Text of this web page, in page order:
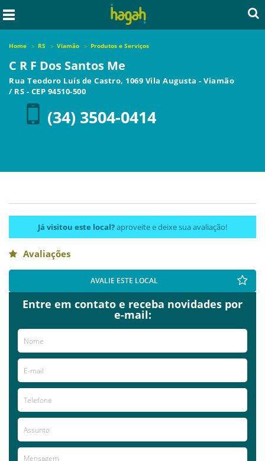
Home RS Viamão Produtos e Serviços
C R F Dos Santos Me
Rua Teodoro Luís de Castro, 1069 Vila Augusta - Viamão
/ RS - CEP 94510-500
(34) 3504-0414
Já visitou este local?aproveite e deixe sua avaliação!
Avaliações
AVALIE ESTE LOCAL
Entre em contato e receba novidades por
e-mail: